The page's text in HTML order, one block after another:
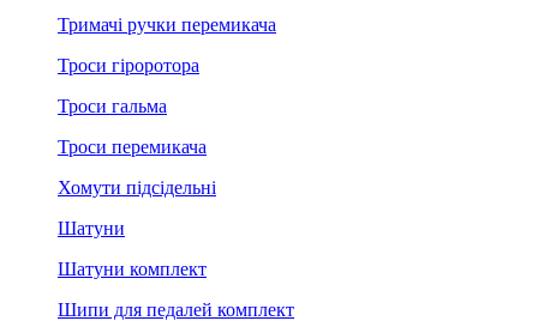
Тримачі ручки перемикача
Троси гіроротора
Троси гальма
Троси перемикача
Хомути підсідельні
Шатуни
Шатуни комплект
Шипи для педалей комплект